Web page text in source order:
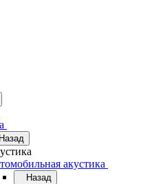
Назад
акустика
Назад